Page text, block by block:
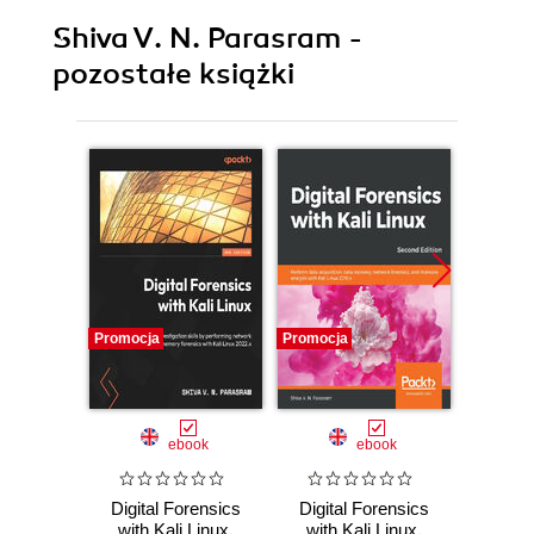
Shiva V. N. Parasram -
pozostałe książki
Promocja
ebook
Digital Forensics
with Kali Linux.
Promocja
ebook
Digital Forensics
with Kali Linux.